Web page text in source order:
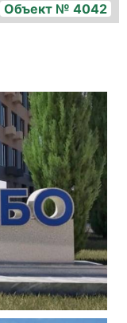
Объект № 4042